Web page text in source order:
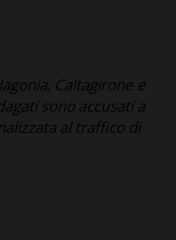
Caltagirone e
sono accusati a
al traffico di